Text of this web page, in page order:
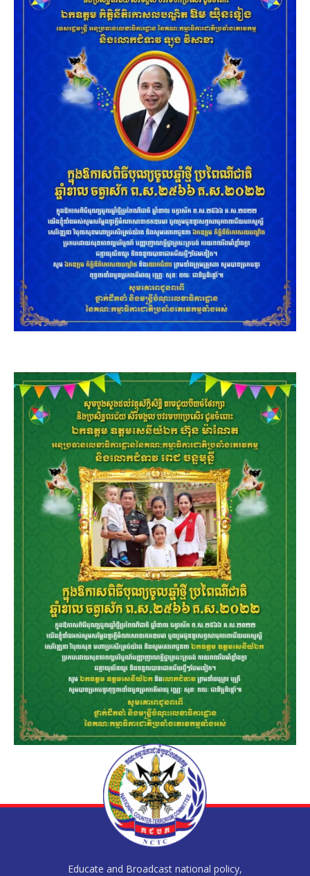
Educate and Broadcast national policy,